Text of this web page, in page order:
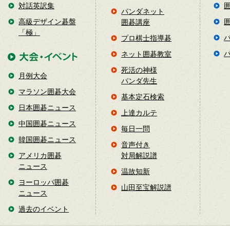
対話英訳集
高級デザイン碁盤
「極」
月例大会
マラソン囲碁大会
日本囲碁ニュース
中国囲碁ニュース
韓国囲碁ニュース
アメリカ囲碁
ニュース
ヨーロッパ囲碁
ニュース
過去のイベント
パンダネット
囲碁講座
プロ棋士指導碁
ネット囲碁教室
死活の神様
パンダ先生
基本定石検索
上達カルテ
毎日一問
音声付き
対局解説譜
温故知新
山田至宝解説譜